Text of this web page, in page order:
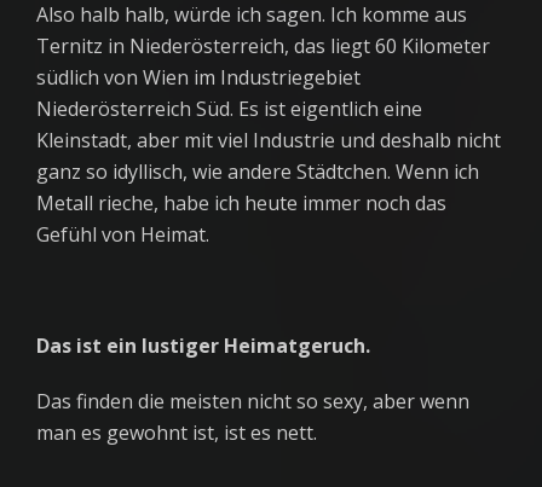
Also halb halb, würde ich sagen. Ich komme aus
Ternitz in Niederösterreich, das liegt 60 Kilometer
südlich von Wien im Industriegebiet
Niederösterreich Süd. Es ist eigentlich eine
Kleinstadt, aber mit viel Industrie und deshalb nicht
ganz so idyllisch, wie andere Städtchen. Wenn ich
Metall rieche, habe ich heute immer noch das
Gefühl von Heimat.
Das ist ein lustiger Heimatgeruch.
Das finden die meisten nicht so sexy, aber wenn
man es gewohnt ist, ist es nett.